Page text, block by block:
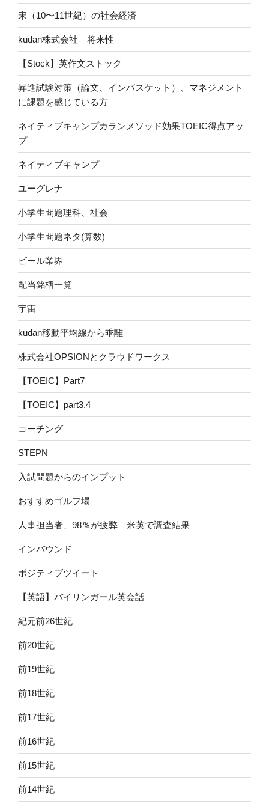
宋（10〜11世紀）の社会経済
kudan株式会社 将来性
【Stock】英作文ストック
昇進試験対策（論文、インバスケット）、マネジメント
に課題を感じている方
ネイティブキャンプカランメソッド効果TOEIC得点アッ
プ
ネイティブキャンプ
ユーグレナ
小学生問題理科、社会
小学生問題ネタ(算数)
ビール業界
配当銘柄一覧
宇宙
kudan移動平均線から乖離
株式会社OPSIONとクラウドワークス
【TOEIC】Part7
【TOEIC】part3.4
コーチング
STEPN
入試問題からのインプット
おすすめゴルフ場
人事担当者、98％が疲弊 米英で調査結果
インバウンド
ポジティブツイート
【英語】バイリンガール英会話
紀元前26世紀
前20世紀
前19世紀
前18世紀
前17世紀
前16世紀
前15世紀
前14世紀